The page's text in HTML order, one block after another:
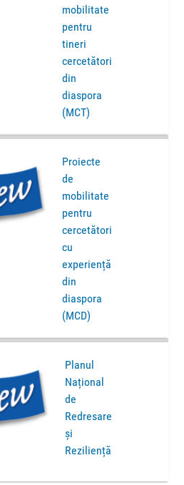
mobilitate
pentru
tineri
cercetători
din
diaspora
(MCT)
Proiecte
de
mobilitate
pentru
cercetători
cu
experiență
din
diaspora
(MCD)
Planul
Național
de
Redresare
și
Reziliență